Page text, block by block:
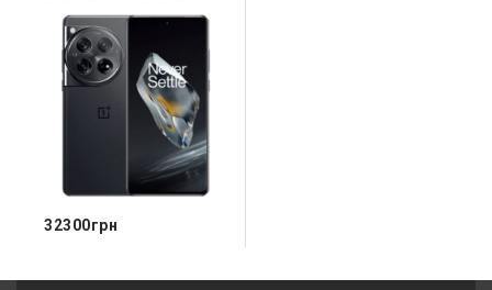
body ratio)
32300грн